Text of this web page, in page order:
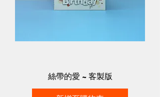
絲帶的愛 ~ 客製版